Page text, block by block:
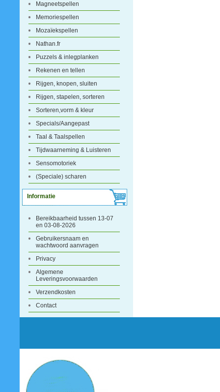
Magneetspellen
Memoriespellen
Mozaïekspellen
Nathan.fr
Puzzels & inlegplanken
Rekenen en tellen
Rijgen, knopen, sluiten
Rijgen, stapelen, sorteren
Sorteren,vorm & kleur
Specials/Aangepast
Taal & Taalspellen
Tijdwaarneming & Luisteren
Sensomotoriek
(Speciale) scharen
Informatie
Bereikbaarheid tussen 13-07
en 03-08-2026
Gebruikersnaam en
wachtwoord aanvragen
Privacy
Algemene
Leveringsvoorwaarden
Verzendkosten
Contact